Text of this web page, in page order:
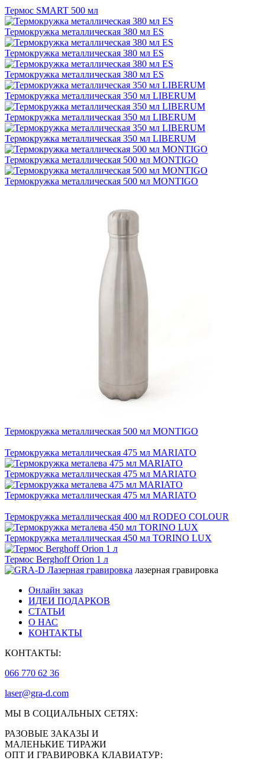
Термос SMART 500 мл
Термокружка металлическая 380 мл ES
Термокружка металлическая 380 мл ES
Термокружка металлическая 380 мл ES
Термокружка металлическая 350 мл LIBERUM
Термокружка металлическая 350 мл LIBERUM
Термокружка металлическая 350 мл LIBERUM
Термокружка металлическая 500 мл MONTIGO
Термокружка металлическая 500 мл MONTIGO
Термокружка металлическая 500 мл MONTIGO
Термокружка металлическая 475 мл MARIATO
Термокружка металлическая 475 мл MARIATO
Термокружка металлическая 475 мл MARIATO
Термокружка металлическая 400 мл RODEO COLOUR
Термокружка металлическая 450 мл TORINO LUX
Термос Berghoff Orion 1 л
лазерная гравировка
Онлайн заказ
ИДЕИ ПОДАРКОВ
СТАТЬИ
О НАС
КОНТАКТЫ
КОНТАКТЫ:
066 770 62 36
laser@gra-d.com
МЫ В СОЦИАЛЬНЫХ СЕТЯХ:
РАЗОВЫЕ ЗАКАЗЫ И
МАЛЕНЬКИЕ ТИРАЖИ
ОПТ И ГРАВИРОВКА КЛАВИАТУР: